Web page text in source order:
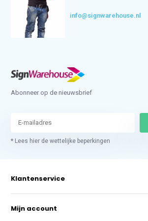
info@signwarehouse.nl
Abonneer op de nieuwsbrief
* Lees hier de wettelijke beperkingen
Klantenservice
Mijn account